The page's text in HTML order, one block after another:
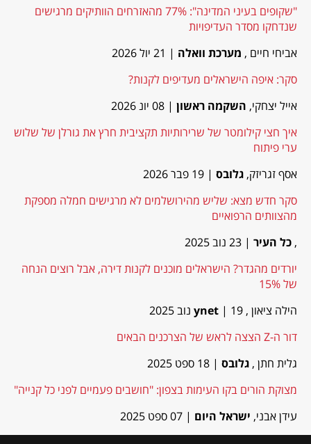
"שקופים בעיני המדינה": 77% מהאזרחים הוותיקים מרגישים
שנדחקו מסדר העדיפויות
אביחי חיים , מערכת וואלה | 21 יול 2026
סקר: איפה הישראלים מעדיפים לקנות?
אייל יצחקי, השקמה ראשון | 08 יונ 2026
איך חצי קילומטר של שרירותיות תקציבית חרץ את גורלן של שלוש
ערי פיתוח
אסף זגריזק, גלובס | 19 פבר 2026
סקר חדש מצא: שליש מהירושלמים לא מרגישים חמלה מספקת
מהצוותים הרפואיים
, כל העיר | 23 נוב 2025
יורדים מהגדר? הישראלים מוכנים לקנות דירה, אבל רוצים הנחה
של 15%
הילה ציאון ,
ynet | 19 נוב 2025
דור ה-Z הצצה לראש של הצרכנים הבאים
גלית חתן , גלובס | 18 ספט 2025
מצוקת הורים בקו העימות בצפון: "חושבים פעמיים לפני כל קנייה"
עידן אבני, ישראל היום | 07 ספט 2025